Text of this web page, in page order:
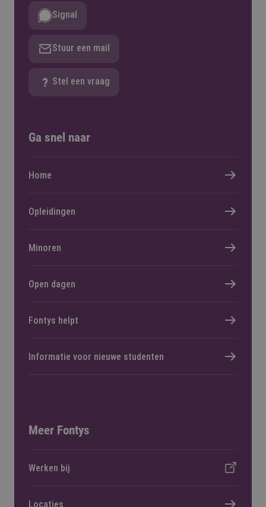
Signal
Stuur een mail
Stel een vraag
Ga snel naar
Home
Opleidingen
Minoren
Open dagen
Fontys helpt
Informatie voor nieuwe studenten
Meer Fontys
Werken bij
Locaties